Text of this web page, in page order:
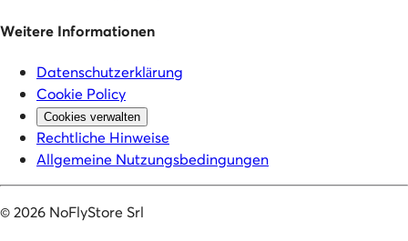
Weitere Informationen
Datenschutzerklärung
Cookie Policy
Cookies verwalten
Rechtliche Hinweise
Allgemeine Nutzungsbedingungen
©2026 NoFlyStore Srl